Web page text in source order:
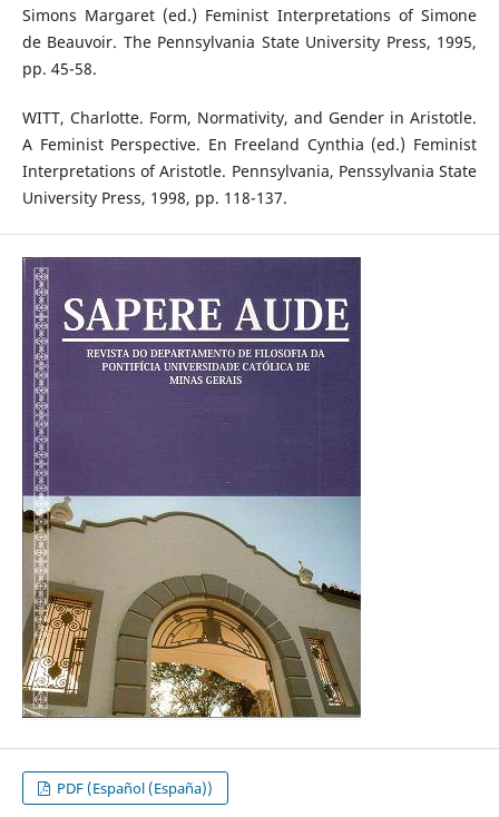
Simons Margaret (ed.) Feminist Interpretations of Simone
de Beauvoir. The Pennsylvania State University Press, 1995,
pp. 45-58.
WITT, Charlotte. Form, Normativity, and Gender in Aristotle.
A Feminist Perspective. En Freeland Cynthia (ed.) Feminist
Interpretations of Aristotle. Pennsylvania, Penssylvania State
University Press, 1998, pp. 118-137.
PDF (Español (España))